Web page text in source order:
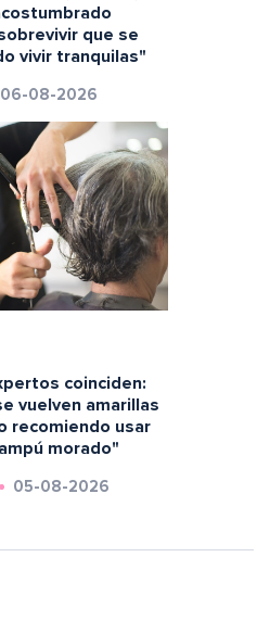
que se
vivir tranquilas"
06-08-2026
coinciden:
vuelven amarillas
recomiendo usar
morado"
05-08-2026